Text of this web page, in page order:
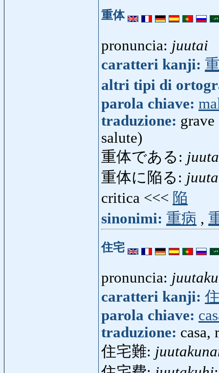
重体
pronuncia: juutai
caratteri kanji:
altri tipi di
parola chiave:
traduzione:
salute)
重体である:
重体に陥る:
critica <<< 陥
sinonimi: 重病 ,
住宅
pronuncia: juutaku
caratteri kanji:
parola chiave:
traduzione: casa,
住宅難: